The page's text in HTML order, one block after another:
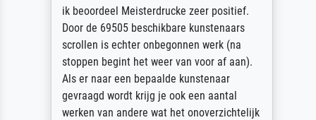
ik beoordeel Meisterdrucke zeer positief.
Door de 69505 beschikbare kunstenaars
scrollen is echter onbegonnen werk (na
stoppen begint het weer van voor af aan).
Als er naar een bepaalde kunstenaar
gevraagd wordt krijg je ook een aantal
werken van andere wat het onoverzichtelijk